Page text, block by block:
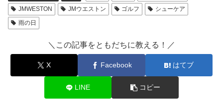
JMWESTON
JMウエストン ゴルフ
シューケア
雨の日
＼この記事をともだちに教える！／
X Facebook はてブ
LINE コピー